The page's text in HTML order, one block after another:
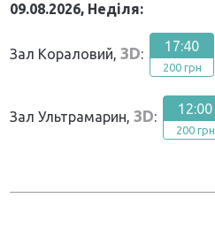
09.08.2026, Неділя:
Зал Кораловий,3D: 17:40
200 грн
Зал Ультрамарин,3D: 12:00
200 грн